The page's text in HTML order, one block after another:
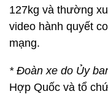
127kg và thường
video hành quyết
mạng.
* Đoàn xe do Ủy
Hợp Quốc và tổ